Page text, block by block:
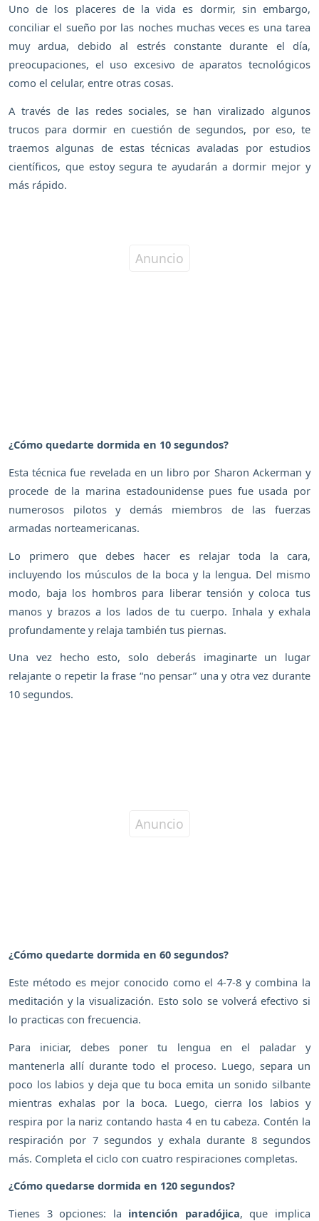
Uno de los placeres de la vida es dormir, sin embargo,
conciliar el sueño por las noches muchas veces es una tarea
muy ardua, debido al estrés constante durante el día,
preocupaciones, el uso excesivo de aparatos tecnológicos
como el celular, entre otras cosas.
A través de las redes sociales, se han viralizado algunos
trucos para dormir en cuestión de segundos, por eso, te
traemos algunas de estas técnicas avaladas por estudios
científicos, que estoy segura te ayudarán a dormir mejor y
más rápido.
¿Cómo quedarte dormida en 10 segundos?
Esta técnica fue revelada en un libro por Sharon Ackerman y
procede de la marina estadounidense pues fue usada por
numerosos pilotos y demás miembros de las fuerzas
armadas norteamericanas.
Lo primero que debes hacer es relajar toda la cara,
incluyendo los músculos de la boca y la lengua. Del mismo
modo, baja los hombros para liberar tensión y coloca tus
manos y brazos a los lados de tu cuerpo. Inhala y exhala
profundamente y relaja también tus piernas.
Una vez hecho esto, solo deberás imaginarte un lugar
relajante o repetir la frase “no pensar” una y otra vez durante
10 segundos.
¿Cómo quedarte dormida en 60 segundos?
Este método es mejor conocido como el 4-7-8 y combina la
meditación y la visualización. Esto solo se volverá efectivo si
lo practicas con frecuencia.
Para iniciar, debes poner tu lengua en el paladar y
mantenerla allí durante todo el proceso. Luego, separa un
poco los labios y deja que tu boca emita un sonido silbante
mientras exhalas por la boca. Luego, cierra los labios y
respira por la nariz contando hasta 4 en tu cabeza. Contén la
respiración por 7 segundos y exhala durante 8 segundos
más. Completa el ciclo con cuatro respiraciones completas.
¿Cómo quedarse dormida en 120 segundos?
Tienes 3 opciones: la intención paradójica, que implica